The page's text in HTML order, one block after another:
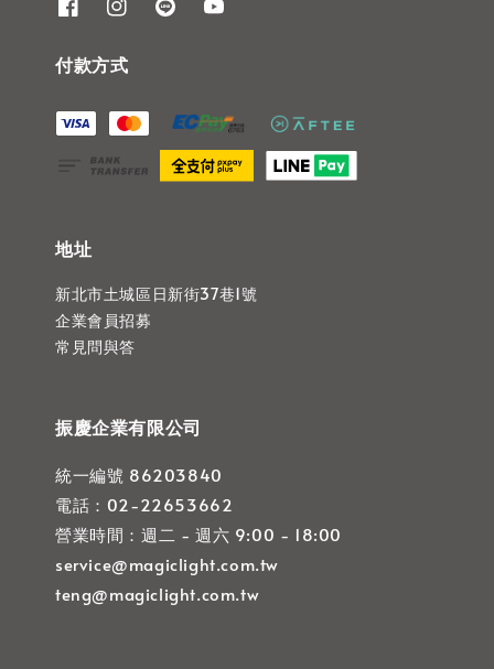
付款方式
地址
新北市土城區日新街37巷1號
企業會員招募
常見問與答
振慶企業有限公司
統一編號 86203840
電話：02-22653662
營業時間：週二 - 週六 9:00 - 18:00
service@magiclight.com.tw
teng@magiclight.com.tw